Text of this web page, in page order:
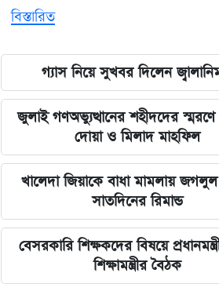
বিস্তারিত
গ্যাস নিয়ে সুখবর দিলেন
জুলাই গণঅভ্যুত্থানের শহীদদের
দোয়া ও মিলাদ মাহফিল
খালেদা জিয়াকে বাধা মামলায়
সাতদিনের রিমান্ড
বেসরকারি শিক্ষকদের বিষয়ে
শিক্ষামন্ত্রীর বৈঠক